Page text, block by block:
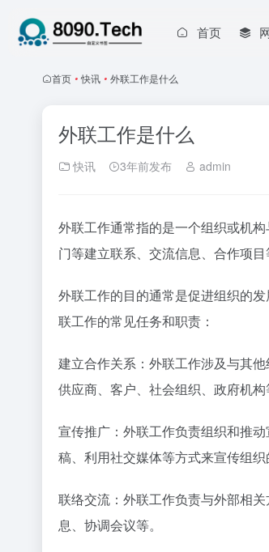
首页
首页 • 快讯 • 外联工作是什么
外联工作是什么
快讯 3年前发布 admin
外联工作通常指的是一个组织或机
门等建立联系、交流信息、合作项目
外联工作的目的通常是促进组织的
联工作的常见任务和职责：
建立合作关系：外联工作涉及与其
供应商、客户、社会组织、政府机构
宣传推广：外联工作负责组织和推
稿、利用社交媒体等方式来宣传组织
联络交流：外联工作负责与外部相
息、协调会议等。